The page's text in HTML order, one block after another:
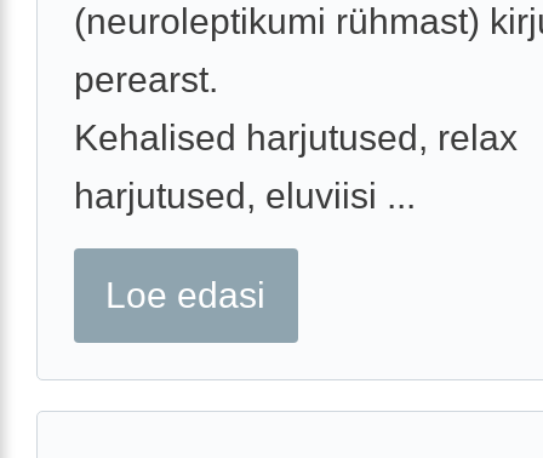
(neuroleptikumi rühmast)
perearst.
Kehalised harjutused, relax
harjutused, eluviisi ...
Loe edasi